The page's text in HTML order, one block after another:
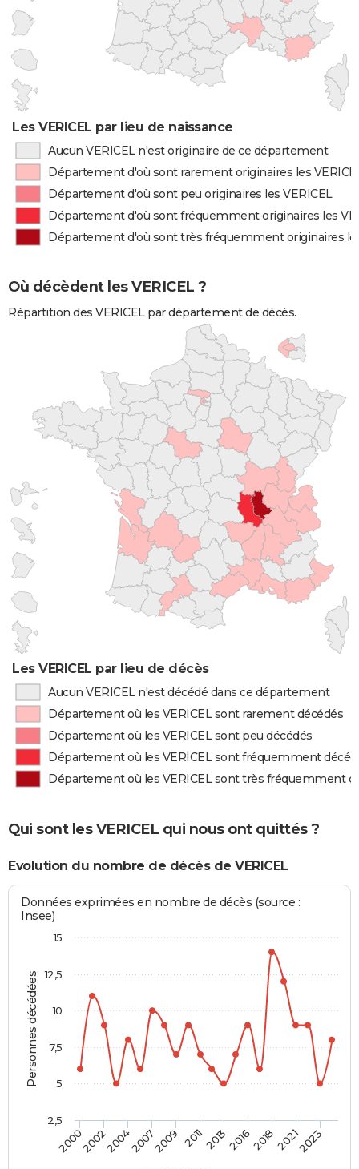
Les VERICEL par lieu de naissance
Aucun VERICEL n'est originaire de ce département
Département d'où sont rarement originaires les
Département d'où sont peu originaires les VERICEL
Département d'où sont fréquemment originaires les
Département d'où sont très fréquemment originaires
Où décèdent les VERICEL ?
Répartition des VERICEL par département de décès.
Les VERICEL par lieu de décès
Aucun VERICEL n'est décédé dans ce département
Département où les VERICEL sont rarement décédés
Département où les VERICEL sont peu décédés
Département où les VERICEL sont fréquemment
Département où les VERICEL sont très fréquemment
Qui sont les VERICEL qui nous ont quittés ?
Evolution du nombre de décès de VERICEL
Personnes décédées
Données exprimées en nombre de décès (source :
Insee)
20002002200420072009 201120132016201820212023
2,5
5
7,5
10
12,5
15